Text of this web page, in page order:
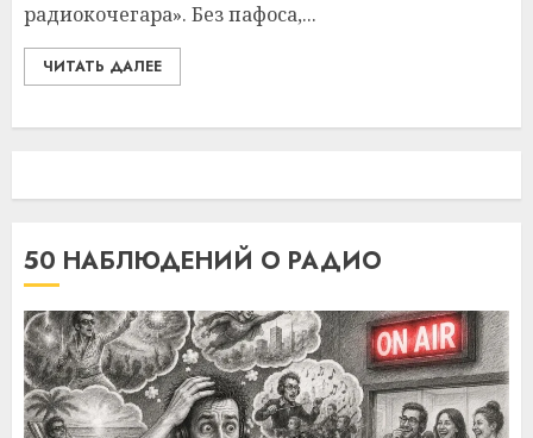
радиокочегара». Без пафоса,...
ЧИТАТЬ ДАЛЕЕ
50 НАБЛЮДЕНИЙ О РАДИО